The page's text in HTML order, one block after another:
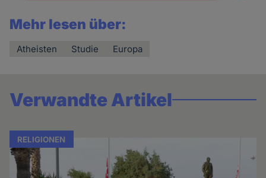
Mehr lesen über:
Atheisten Studie Europa
Verwandte Artikel
RELIGIONEN